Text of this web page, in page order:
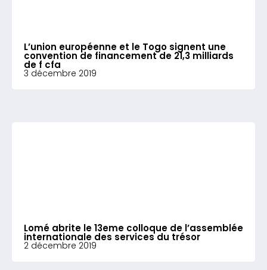
L’union européenne et le Togo signent une
convention de financement de 21,3 milliards
de f cfa
3 décembre 2019
Lomé abrite le 13eme colloque de l’assemblée
internationale des services du trésor
2 décembre 2019